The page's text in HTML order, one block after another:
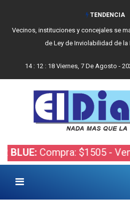
TENDENCIA
Vecinos, instituciones y concejales se
de Ley de Inviolabilidad de la
14: 12: 19 Viernes, 7 De Agosto -
Compra: $1505 - Venta: